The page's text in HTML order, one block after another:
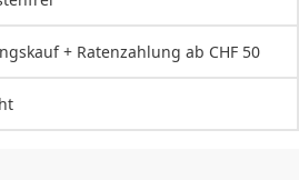
+ Ratenzahlung ab CHF 50